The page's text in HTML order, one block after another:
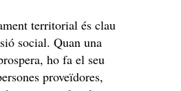
territorial és clau
social. Quan una
ho fa el seu
proveïdores,